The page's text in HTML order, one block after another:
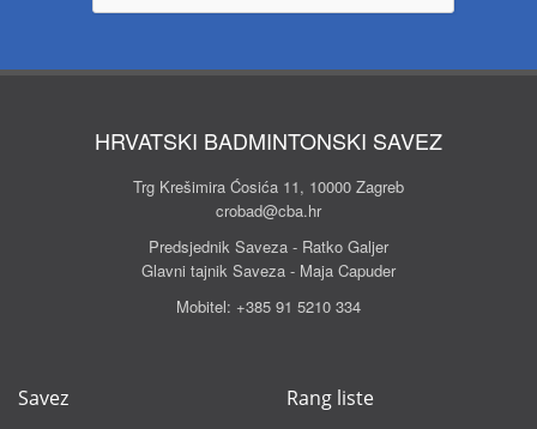
HRVATSKI BADMINTONSKI SAVEZ
Trg Krešimira Ćosića 11, 10000 Zagreb
crobad@cba.hr
Predsjednik Saveza - Ratko Galjer
Glavni tajnik Saveza - Maja Capuder
Mobitel: +385 91 5210 334
Savez Rang liste